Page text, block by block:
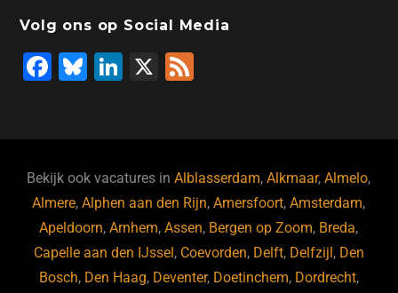
Volg ons op Social Media
F
b
o
o
k
Bl
ky
Li
dI
n
X
Bekijk ook vacatures inAlblasserdam,Alkmaar,Almelo,
Almere,Alphen aan den Rijn,Amersfoort,Amsterdam,
Apeldoorn,Arnhem,Assen, Bergen op Zoom, Breda,
Capelle aan den IJssel , Coevorden, Delft, Delfzijl , Den
Bosch, Den Haag, Deventer, Doetinchem, Dordrecht,